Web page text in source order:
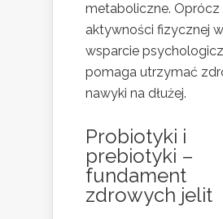
metaboliczne. Oprócz
aktywności fizycznej
wsparcie
pomaga utrzymać
nawyki na dłużej.
Probiotyki i
prebiotyki –
fundament
zdrowych jelit